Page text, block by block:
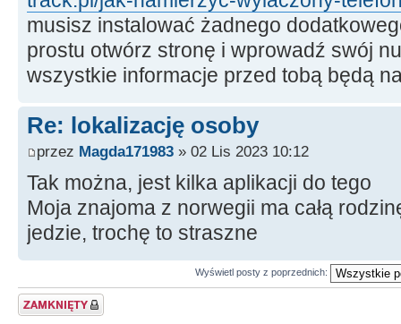
musisz instalować żadnego
prostu otwórz stronę i wprowadź swój
wszystkie informacje przed tobą będą
Re: lokalizację osoby
przez Magda171983 » 02 Lis 2023 10:12
Tak można, jest kilka aplikacji do tego
Moja znajoma z norwegii ma całą
jedzie, trochę to straszne
Wyświetl posty z poprzednich:
Zablokowany temat